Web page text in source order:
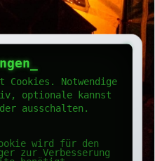
Cookies. Notwendige
optionale kannst
ausschalten.
wird für den
zur Verbesserung